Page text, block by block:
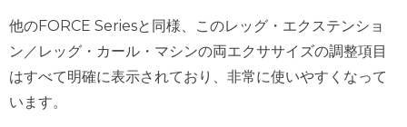
他のFORCE Seriesと同様、このレッグ・エクステンショ
ン／レッグ・カール・マシンの両エクササイズの調整項目
はすべて明確に表示されており、非常に使いやすくなって
います。